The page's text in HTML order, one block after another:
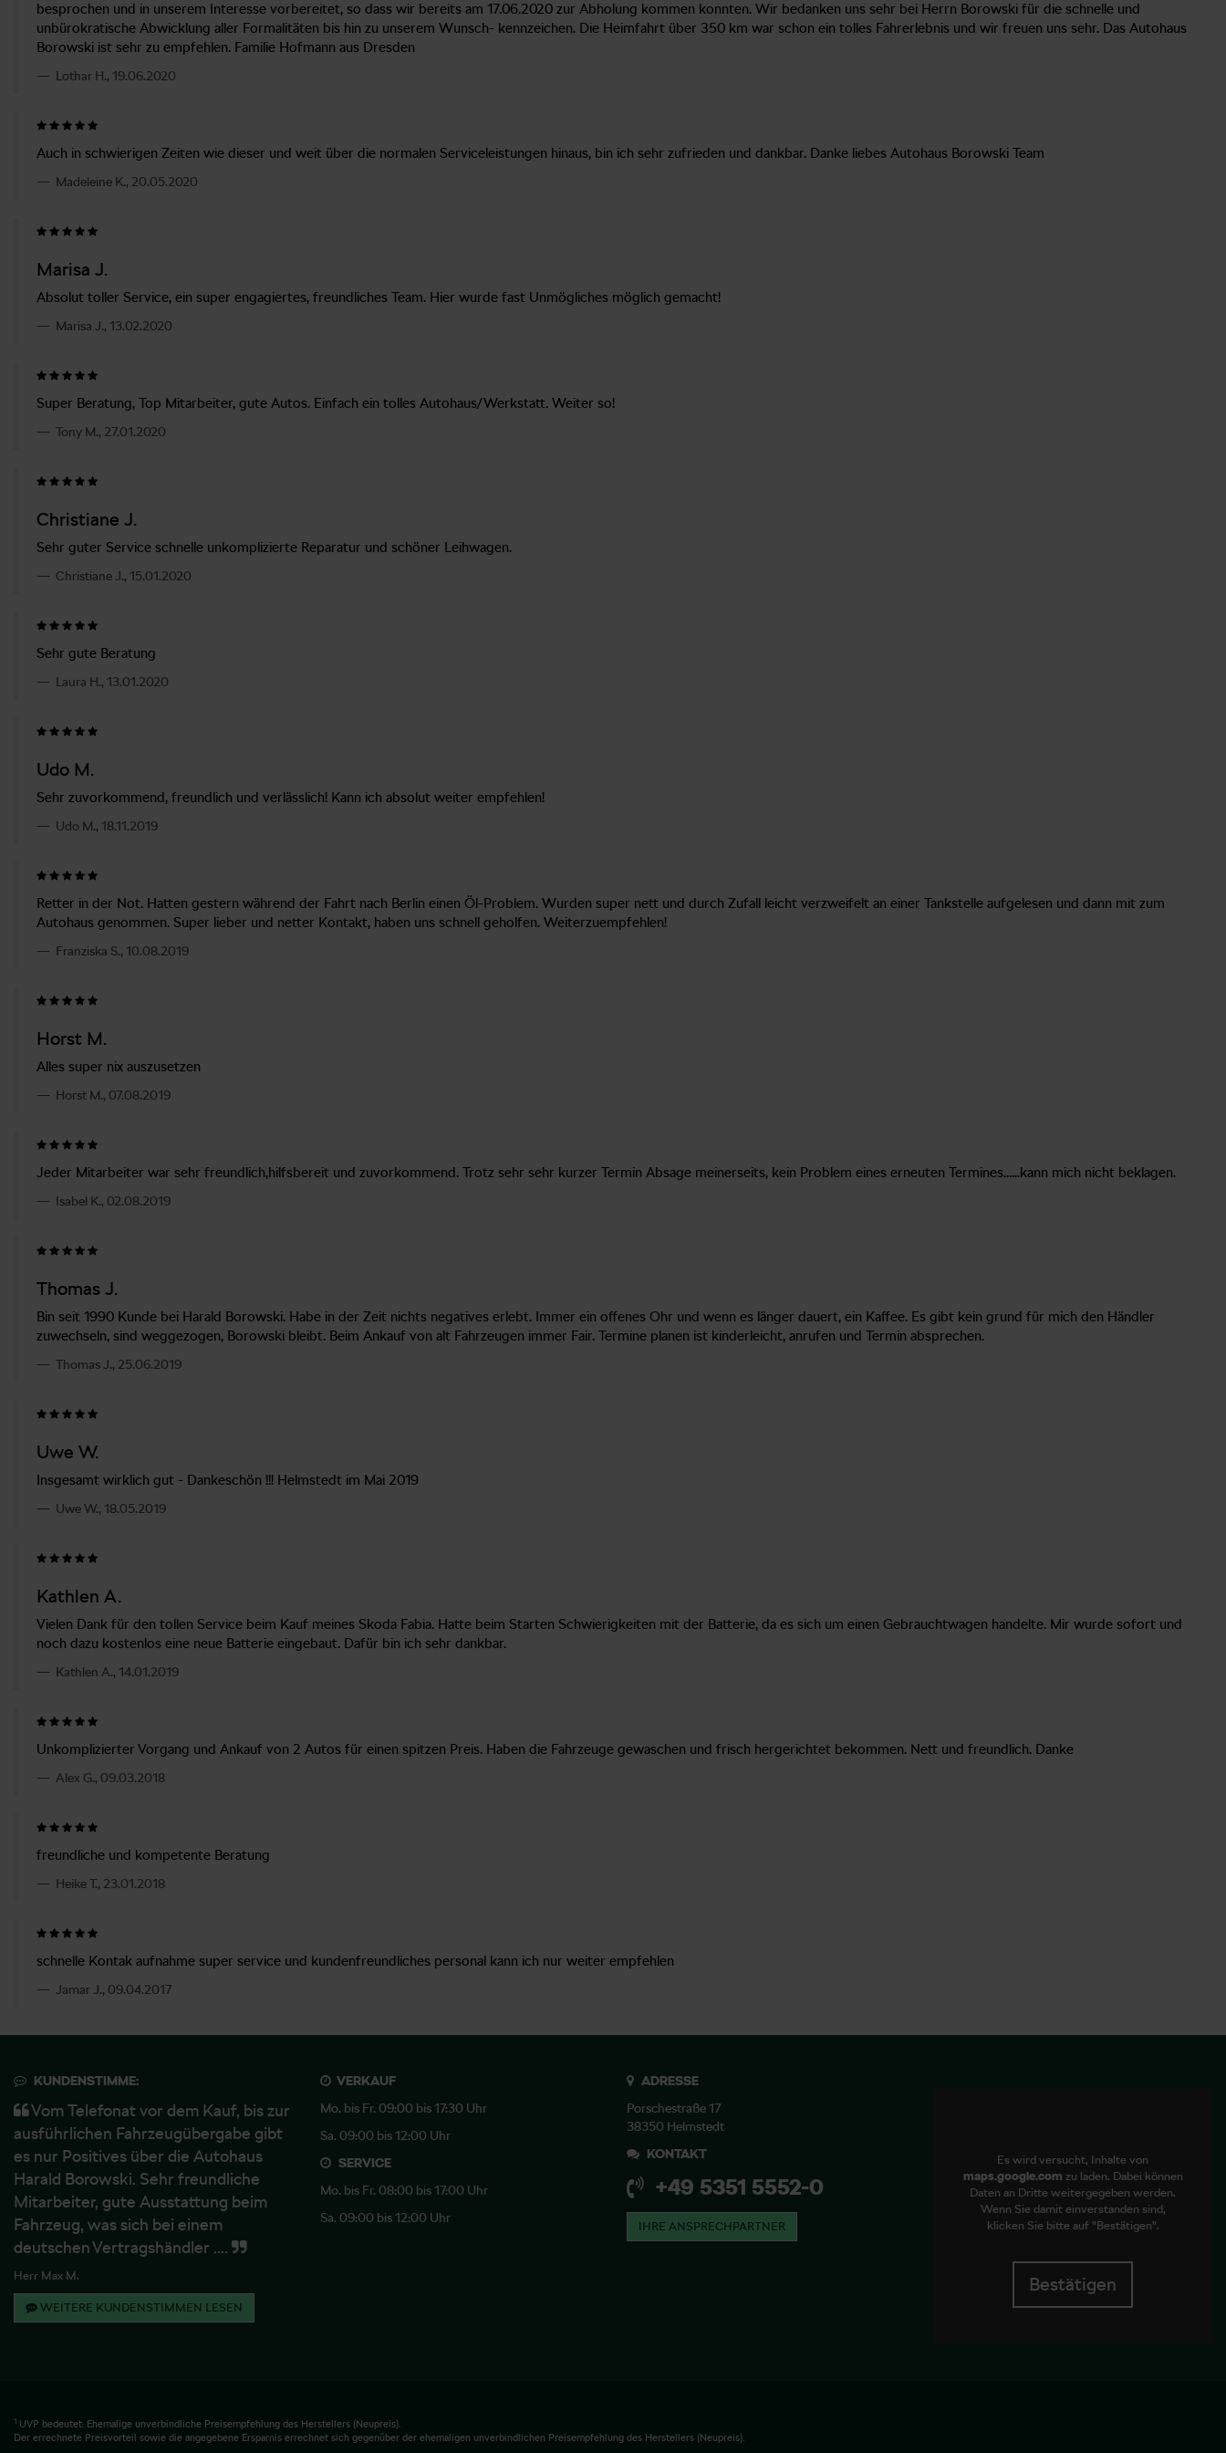
besprochen und in unserem Interesse vorbereitet, so dass wir bereits am 17.06.2020 zur Abholung kommen konnten. Wir bedanken uns sehr bei Herrn Borowski für die schnelle und
unbürokratische Abwicklung aller Formalitäten bis hin zu unserem Wunsch- kennzeichen. Die Heimfahrt über 350 km war schon ein tolles Fahrerlebnis und wir freuen uns sehr. Das Autohaus
Borowski ist sehr zu empfehlen. Familie Hofmann aus Dresden
Lothar H., 19.06.2020
Auch in schwierigen Zeiten wie dieser und weit über die normalen Serviceleistungen hinaus, bin ich sehr zufrieden und dankbar. Danke liebes Autohaus Borowski Team
Madeleine K., 20.05.2020
Marisa J.
Absolut toller Service, ein super engagiertes, freundliches Team. Hier wurde fast Unmögliches möglich gemacht!
Marisa J., 13.02.2020
Super Beratung, Top Mitarbeiter, gute Autos. Einfach ein tolles Autohaus/Werkstatt. Weiter so!
Tony M., 27.01.2020
Christiane J.
Sehr guter Service schnelle unkomplizierte Reparatur und schöner Leihwagen.
Christiane J., 15.01.2020
Sehr gute Beratung
Laura H., 13.01.2020
Udo M.
Sehr zuvorkommend, freundlich und verlässlich! Kann ich absolut weiter empfehlen!
Udo M., 18.11.2019
Retter in der Not. Hatten gestern während der Fahrt nach Berlin einen Öl-Problem. Wurden super nett und durch Zufall leicht verzweifelt an einer Tankstelle aufgelesen und dann mit zum
Autohaus genommen. Super lieber und netter Kontakt, haben uns schnell geholfen. Weiterzuempfehlen!
Franziska S., 10.08.2019
Horst M.
Alles super nix auszusetzen
Horst M., 07.08.2019
Jeder Mitarbeiter war sehr freundlich,hilfsbereit und zuvorkommend. Trotz sehr sehr kurzer Termin Absage meinerseits, kein Problem eines erneuten Termines......kann mich nicht beklagen.
Isabel K., 02.08.2019
Thomas J.
Bin seit 1990 Kunde bei Harald Borowski. Habe in der Zeit nichts negatives erlebt. Immer ein offenes Ohr und wenn es länger dauert, ein Kaffee. Es gibt kein grund für mich den Händler
zuwechseln, sind weggezogen, Borowski bleibt. Beim Ankauf von alt Fahrzeugen immer Fair. Termine planen ist kinderleicht, anrufen und Termin absprechen.
Thomas J., 25.06.2019
Uwe W.
Insgesamt wirklich gut - Dankeschön !!! Helmstedt im Mai 2019
Uwe W., 18.05.2019
Kathlen A.
Vielen Dank für den tollen Service beim Kauf meines Skoda Fabia. Hatte beim Starten Schwierigkeiten mit der Batterie, da es sich um einen Gebrauchtwagen handelte. Mir wurde sofort und
noch dazu kostenlos eine neue Batterie eingebaut. Dafür bin ich sehr dankbar.
Kathlen A., 14.01.2019
Unkomplizierter Vorgang und Ankauf von 2 Autos für einen spitzen Preis. Haben die Fahrzeuge gewaschen und frisch hergerichtet bekommen. Nett und freundlich. Danke
Alex G., 09.03.2018
freundliche und kompetente Beratung
Heike T., 23.01.2018
schnelle Kontak aufnahme super service und kundenfreundliches personal kann ich nur weiter empfehlen
Jamar J., 09.04.2017
KUNDENSTIMME:
Vom Telefonat vor dem Kauf, bis zur
ausführlichen Fahrzeugübergabe gibt
es nur Positives über die Autohaus
Harald Borowski. Sehr freundliche
Mitarbeiter, gute Ausstattung beim
Fahrzeug, was sich bei einem
deutschen Vertragshändler ....
Herr Max M.
WEITERE KUNDENSTIMMEN LESEN
VERKAUF
Mo. bis Fr. 09:00 bis 17:30 Uhr
Sa. 09:00 bis 12:00 Uhr
SERVICE
Mo. bis Fr. 08:00 bis 17:00 Uhr
Sa. 09:00 bis 12:00 Uhr
ADRESSE
Porschestraße 17
38350 Helmstedt
KONTAKT
+49 5351 5552-0
IHRE ANSPRECHPARTNER
Es wird versucht, Inhalte von
maps.google.com zu laden. Dabei können
Daten an Dritte weitergegeben werden.
Wenn Sie damit einverstanden sind,
klicken Sie bitte auf "Bestätigen".
Bestätigen
1 UVP bedeutet: Ehemalige unverbindliche Preisempfehlung des Herstellers (Neupreis).
Der errechnete Preisvorteil sowie die angegebene Ersparnis errechnet sich gegenüber der ehemaligen unverbindlichen Preisempfehlung des Herstellers (Neupreis).